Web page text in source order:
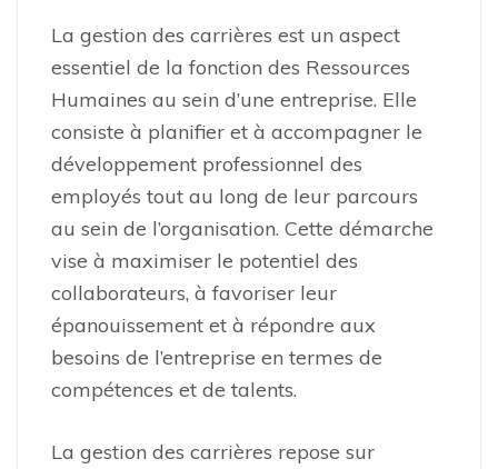
La gestion des carrières est un aspect
essentiel de la fonction des Ressources
Humaines au sein d’une entreprise. Elle
consiste à planifier et à accompagner le
développement professionnel des
employés tout au long de leur parcours
au sein de l’organisation. Cette démarche
vise à maximiser le potentiel des
collaborateurs, à favoriser leur
épanouissement et à répondre aux
besoins de l’entreprise en termes de
compétences et de talents.
La gestion des carrières repose sur